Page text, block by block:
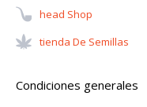
Head Shop
Tienda De Semillas
Condiciones generales